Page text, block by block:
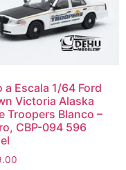
a Escala 1/64 Ford
Victoria Alaska
Troopers Blanco –
CBP-094 596